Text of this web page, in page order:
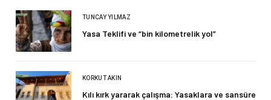
TUNCAY YILMAZ
Yasa Teklifi ve “bin kilometrelik yol”
KORKUT AKIN
Kılı kırk yararak çalışma: Yasaklara ve sansüre